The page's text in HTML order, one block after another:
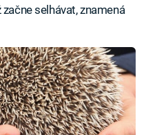
začne selhávat, znamená